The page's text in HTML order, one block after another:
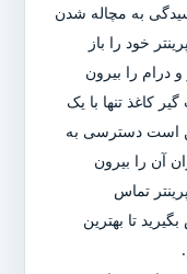
به مچاله شدن
خود را باز
و درام را بیرون
کاغذ تنها با یک
است دسترسی به
آن را بیرون
تماس
تا بهترین